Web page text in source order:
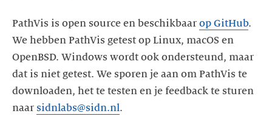
PathVis is open source en beschikbaar op GitHub.
We hebben PathVis getest op Linux, macOS en
OpenBSD. Windows wordt ook ondersteund, maar
dat is niet getest. We sporen je aan om PathVis te
downloaden, het te testen en je feedback te sturen
naar sidnlabs@sidn.nl.